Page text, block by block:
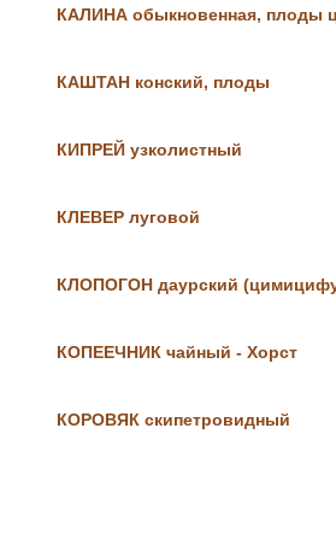
КАЛИНА обыкновенная, плоды
КАШТАН конский, плоды
КИПРЕЙ узколистный
КЛЕВЕР луговой
КЛОПОГОН даурский
КОПЕЕЧНИК чайный - Хорст
КОРОВЯК скипетровидный